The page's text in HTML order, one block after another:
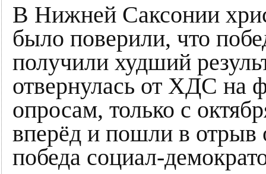
В Нижней Саксонии
было поверили, что
получили худший
отвернулась от ХДС на
опросам, только с
вперёд и пошли в
победа социал-